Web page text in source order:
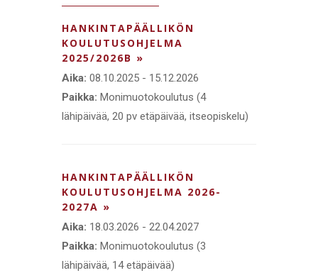
HANKINTAPÄÄLLIKÖN
KOULUTUSOHJELMA
2025/2026B »
Aika: 08.10.2025 - 15.12.2026
Paikka: Monimuotokoulutus (4
lähipäivää, 20 pv etäpäivää, itseopiskelu)
HANKINTAPÄÄLLIKÖN
KOULUTUSOHJELMA 2026-
2027A »
Aika: 18.03.2026 - 22.04.2027
Paikka: Monimuotokoulutus (3
lähipäivää, 14 etäpäivää)